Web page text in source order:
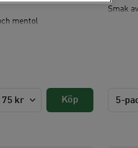
mentol
kr Köp
Smak
5-